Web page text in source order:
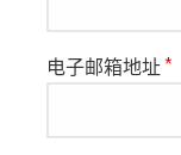
电子邮箱地址*